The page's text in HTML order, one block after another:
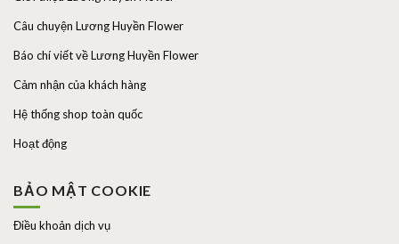
Câu chuyện Lương Huyền Flower
Báo chí viết về Lương Huyền Flower
Cảm nhận của khách hàng
Hệ thống shop toàn quốc
Hoạt động
BẢO MẬT COOKIE
Điều khoản dịch vụ